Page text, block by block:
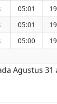
05:01
05:01
05:00
Agustus